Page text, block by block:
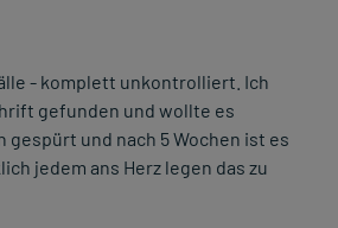
- komplett unkontrolliert. Ich
gefunden und wollte es
gespürt und nach 5 Wochen ist es
jedem ans Herz legen das zu